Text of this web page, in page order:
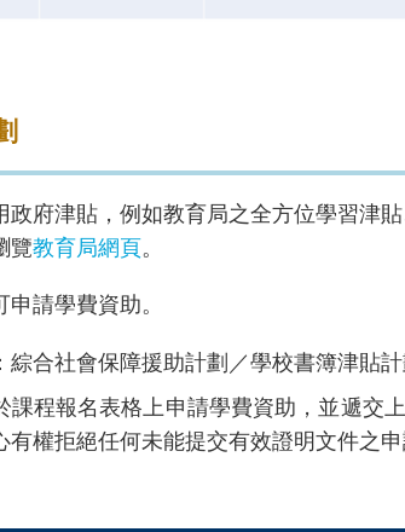
政府津貼，例如教育局之全方位學習津
覽教育局網頁。
請學費資助。
綜合社會保障援助計劃／學校書簿津貼計
課程報名表格上申請學費資助，並遞交
有權拒絕任何未能提交有效證明文件之申